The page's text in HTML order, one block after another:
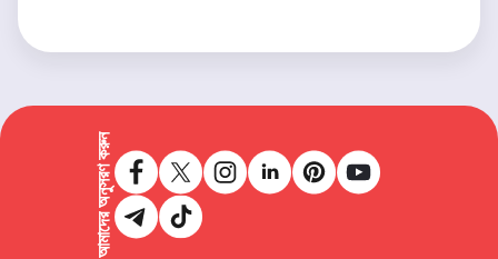
আমাদের অনুসরণ করুন